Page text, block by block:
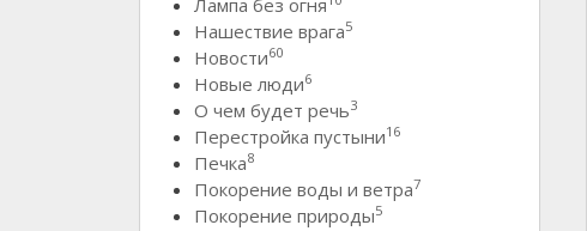
Лампа без огня
Нашествие врага5
Новости60
Новые люди6
О чем будет речь3
Перестройка пустыни16
Печка8
Покорение воды и ветра7
Покорение природы5